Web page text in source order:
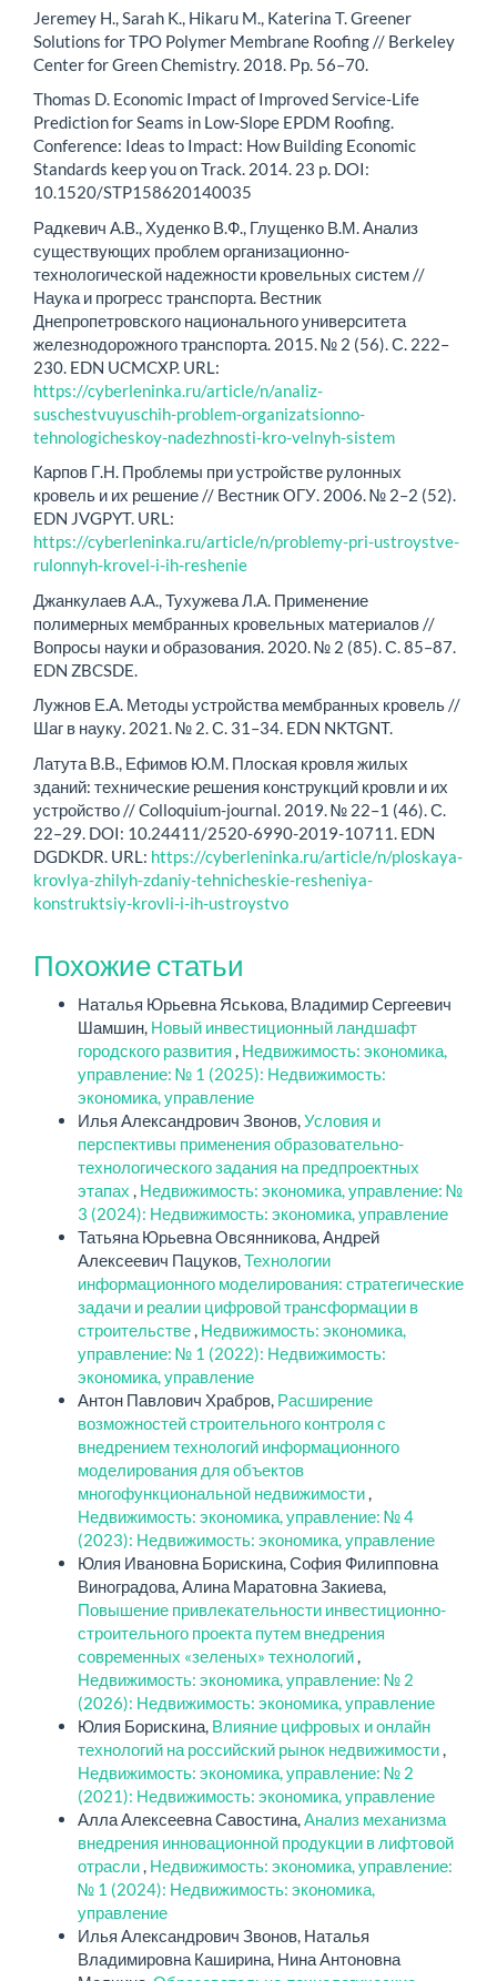
Jeremey H., Sarah K., Hikaru M., Katerina T. Greener
Solutions for TPO Polymer Membrane Roofing // Berkeley
Center for Green Chemistry. 2018. Рр. 56–70.
Thomas D. Economic Impact of Improved Service-Life
Prediction for Seams in Low-Slope EPDM Roofing.
Conference: Ideas to Impact: How Building Economic
Standards keep you on Track. 2014. 23 p. DOI:
10.1520/STP158620140035
Радкевич А.В., Худенко В.Ф., Глущенко В.М. Анализ
существующих проблем организационно-
технологической надежности кровельных систем //
Наука и прогресс транспорта. Вестник
Днепропетровского национального университета
железнодорожного транспорта. 2015. № 2 (56). С. 222–
230. EDN UCMCXP. URL:
https://cyberleninka.ru/article/n/analiz-
suschestvuyuschih-problem-organizatsionno-
tehnologicheskoy-nadezhnosti-kro-velnyh-sistem
Карпов Г.Н. Проблемы при устройстве рулонных
кровель и их решение // Вестник ОГУ. 2006. № 2–2 (52).
EDN JVGPYT. URL:
https://cyberleninka.ru/article/n/problemy-pri-ustroystve-
rulonnyh-krovel-i-ih-reshenie
Джанкулаев А.А., Тухужева Л.А. Применение
полимерных мембранных кровельных материалов //
Вопросы науки и образования. 2020. № 2 (85). С. 85–87.
EDN ZBCSDE.
Лужнов Е.А. Методы устройства мембранных кровель //
Шаг в науку. 2021. № 2. С. 31–34. EDN NKTGNT.
Латута В.В., Ефимов Ю.М. Плоская кровля жилых
зданий: технические решения конструкций кровли и их
устройство // Colloquium-journal. 2019. № 22–1 (46). С.
22–29. DOI: 10.24411/2520-6990-2019-10711. EDN
DGDKDR. URL: https://cyberleninka.ru/article/n/ploskaya-
krovlya-zhilyh-zdaniy-tehnicheskie-resheniya-
konstruktsiy-krovli-i-ih-ustroystvo
Похожие статьи
Наталья Юрьевна Яськова, Владимир Сергеевич
Шамшин, Новый инвестиционный ландшафт
городского развития , Недвижимость: экономика,
управление: № 1 (2025): Недвижимость:
экономика, управление
Илья Александрович Звонов,Условия и
перспективы применения образовательно-
технологического задания на предпроектных
этапах , Недвижимость: экономика, управление: №
3 (2024): Недвижимость: экономика, управление
Татьяна Юрьевна Овсянникова, Андрей
Алексеевич Пацуков,Технологии
информационного моделирования: стратегические
задачи и реалии цифровой трансформации в
строительстве, Недвижимость: экономика,
управление: № 1 (2022): Недвижимость:
экономика, управление
Антон Павлович Храбров, Расширение
возможностей строительного контроля с
внедрением технологий информационного
моделирования для объектов
многофункциональной недвижимости,
Недвижимость: экономика, управление: № 4
(2023): Недвижимость: экономика, управление
Юлия Ивановна Борискина, София Филипповна
Виноградова, Алина Маратовна Закиева,
Повышение привлекательности инвестиционно-
строительного проекта путем внедрения
современных «зеленых» технологий,
Недвижимость: экономика, управление: № 2
(2026): Недвижимость: экономика, управление
Юлия Борискина, Влияние цифровых и онлайн
технологий на российский рынок недвижимости,
Недвижимость: экономика, управление: № 2
(2021): Недвижимость: экономика, управление
Алла Алексеевна Савостина,Анализ механизма
внедрения инновационной продукции в лифтовой
отрасли, Недвижимость: экономика, управление:
№ 1 (2024): Недвижимость: экономика,
управление
Илья Александрович Звонов, Наталья
Владимировна Каширина, Нина Антоновна